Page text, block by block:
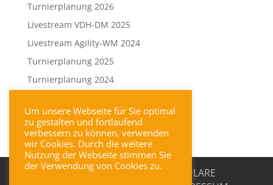
Turnierplanung 2026
Livestream VDH-DM 2025
Livestream Agility-WM 2024
Turnierplanung 2025
Turnierplanung 2024
Neueste Kommentare
KONTAKT & ANFAHRT
FORMULARE
Um unsere Webseite für Sie optimal
zu gestalten und fortlaufend
verbessern zu können, verwenden
wir Cookies. Durch die weitere
Nutzung der Webseite stimmen Sie
der Verwendung von Cookies zu.